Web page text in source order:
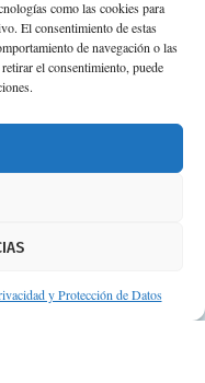
como las cookies para
El consentimiento de estas
de navegación o las
el consentimiento, puede
y Protección de Datos